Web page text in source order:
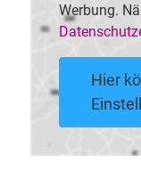
Werbung.
Hier